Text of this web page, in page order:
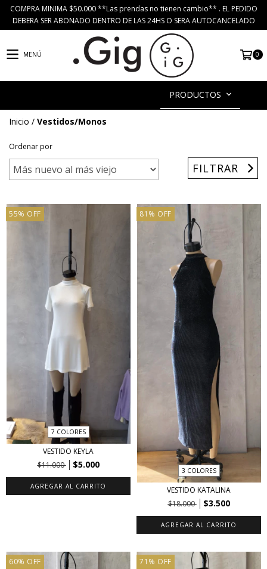
COMPRA MINIMA $50.000 **Las prendas no tienen cambio** . EL PEDIDO
DEBERA SER ABONADO DENTRO DE LAS 24HS O SERA AUTOCANCELADO
MENÚ 0
PRODUCTOS
Inicio / Vestidos/Monos
Ordenar por
FILTRAR
55% OFF
7 COLORES
VESTIDO KEYLA
$11.000
$5.000
AGREGAR AL CARRITO
81 % OFF
3 COLORES
VESTIDO KATALINA
$18.000
$3.500
AGREGAR AL CARRITO
60% OFF 71 % OFF